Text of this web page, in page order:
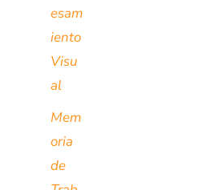
esam
iento
Visu
al
Mem
oria
de